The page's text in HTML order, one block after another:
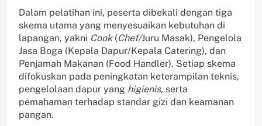
‎‎Dalam pelatihan ini, peserta dibekali dengan tiga
skema utama yang menyesuaikan kebutuhan di
lapangan, yakni Cook(Chef/Juru Masak), Pengelola
Jasa Boga (Kepala Dapur/Kepala Catering), dan
Penjamah Makanan (Food Handler). Setiap skema
difokuskan pada peningkatan keterampilan teknis,
pengelolaan dapur yang higienis, serta
pemahaman terhadap standar gizi dan keamanan
pangan.